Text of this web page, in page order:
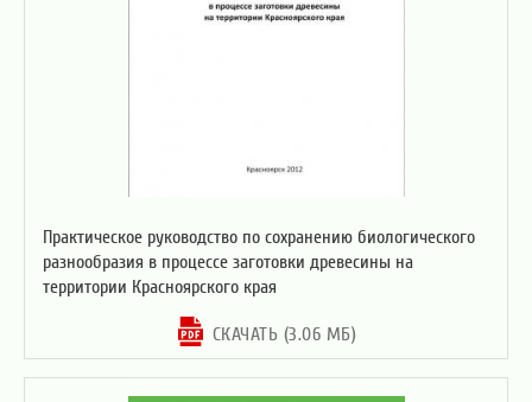
Практическое руководство по сохранению биологического
разнообразия в процессе заготовки древесины на
территории Красноярского края
СКАЧАТЬ (3.06 МБ)